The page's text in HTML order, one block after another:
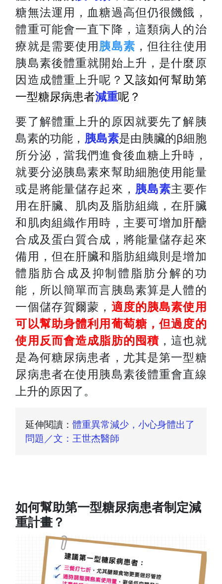
糖無法運用，血糖過高但仍很饑餓，
體重可能會一直下降，這類病人的治
療就是需要使用胰島素 ，但往往使用
胰島素後體重就開始上升，是什麼原
因造成體重上升呢？ 又該如何幫助第
一型糖尿病患者減重呢？
要了解體重上升的原因就要先了解胰
島素的功能， 胰島素是由胰臟的β細胞
所分泌，當我們進食後血糖上升時，
就要分泌胰島素來幫助細胞使用能量
或是將能量儲存起來， 胰島素主要作
用在肝臟、肌肉及脂肪組織，在肝臟
和肌肉組織作用時，主要可增加肝醣
合成及蛋白質合成，將能量儲存起來
備用，但在肝臟和脂肪組織則是增加
體脂肪合成及抑制體脂肪分解的功
能，所以簡單而言胰島素算是人體的
一個儲存賀爾蒙， 適度的胰島素使用
可以幫助身體利用葡萄糖，但過度的
使用反而會造成脂肪的囤積 ，這也就
是為何糖尿病患者，尤其是第一型糖
尿病患者在使用胰島素後體重會直線
上升的原因了。
延伸閱讀：體重異常減少，小心身體出了
問題／文：王世杰醫師
如何幫助第一型糖尿病患者制定減
重計畫？